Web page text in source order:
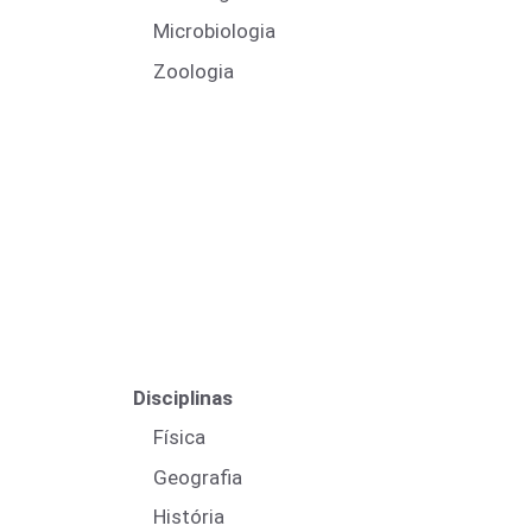
Microbiologia
Zoologia
Disciplinas
Física
Geografia
História